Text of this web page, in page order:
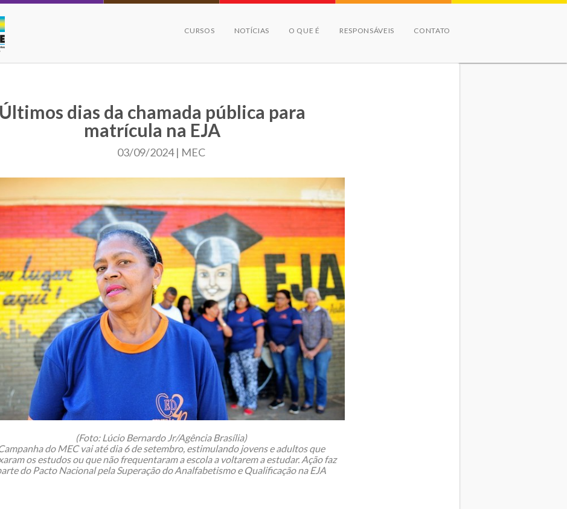
CURSOS NOTÍCIAS O QUE É RESPONSÁVEIS CONTATO
Últimos dias da chamada pública para
matrícula na EJA
03/09/2024 | MEC
(Foto: Lúcio Bernardo Jr/Agência Brasília)
do MEC vai até dia 6 de setembro, estimulando jovens e adultos que
os estudos ou que não frequentaram a escola a voltarem a estudar. Ação faz
do Pacto Nacional pela Superação do Analfabetismo e Qualificação na EJA